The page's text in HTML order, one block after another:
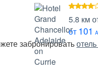
4
звезды
5.8 км
от 101
забронировать